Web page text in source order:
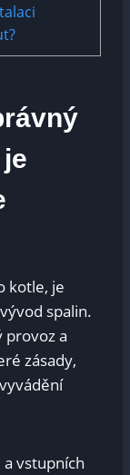
kotle, je
spalin.
provoz a
zásady,
vstupních